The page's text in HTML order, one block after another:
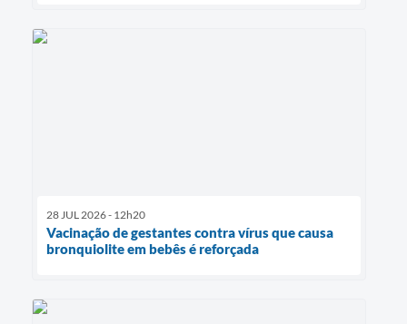
28 JUL 2026 - 12h20
Vacinação de gestantes contra vírus que causa
bronquiolite em bebês é reforçada